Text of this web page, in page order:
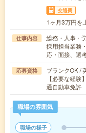
交通費
1ヶ月3万円を
仕事内容
総務・人事・
採用担当業務
応・面接、
応募資格
ブランクOK /
【必要な経
通自動車免許
職場の雰囲気
職場の様子